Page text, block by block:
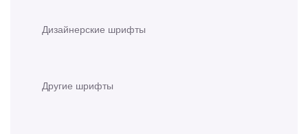
Дизайнерские шрифты
Другие шрифты